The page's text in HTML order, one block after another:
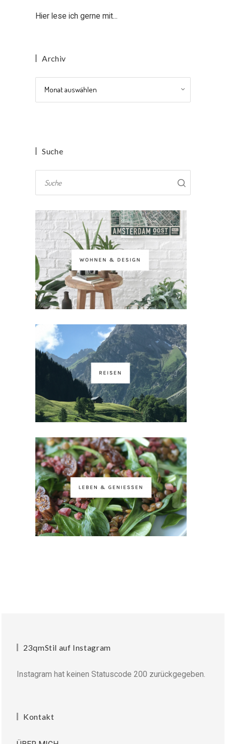
Hier lese ich gerne mit...
Archiv
Suche
23qmStil auf Instagram
Instagram hat keinen Statuscode 200 zurückgegeben.
Kontakt